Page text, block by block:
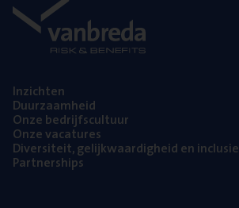
Inzich­ten
Duur­zaam­heid
Onze bedrijfs­cul­tuur
Onze vaca­tu­res
Diver­si­teit, gelijk­waar­dig­heid en inclusie
Part­ner­ships